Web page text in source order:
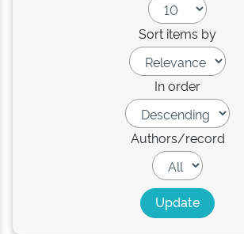
Sort items by
In order
Authors/record